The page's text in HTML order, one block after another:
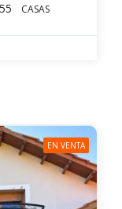
CASAS
EN VENTA